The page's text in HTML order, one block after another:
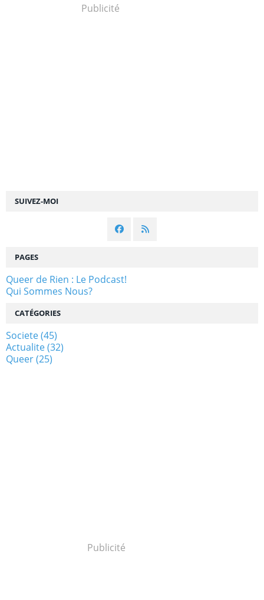
SUIVEZ-MOI
Publicité
PAGES
Queer de Rien : Le Podcast!
Qui Sommes Nous?
CATÉGORIES
Societe(45)
Actualite(32)
Queer(25)
Publicité